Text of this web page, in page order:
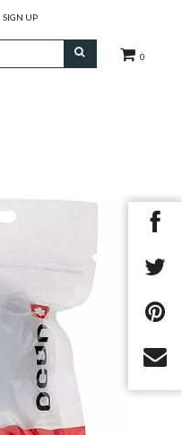
0
SIGN UP
Next